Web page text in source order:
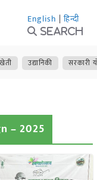
English | हिन्दी
Search
उद्यानिकी सरकारी
– 2025